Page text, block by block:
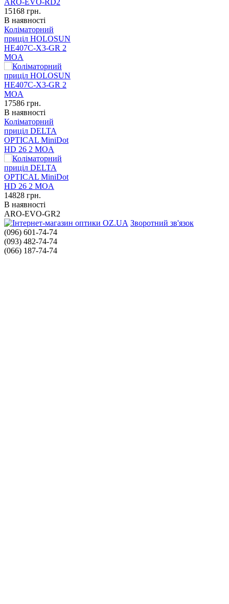
15168 грн.
В наявності
Коліматорний
приціл HOLOSUN
HE407C-X3-GR 2
MOA
17586 грн.
В наявності
Коліматорний
приціл DELTA
OPTICAL MiniDot
HD 26 2 MOA
14828 грн.
В наявності
ARO-EVO-GR2
Зворотний зв'язок
(096) 601-74-74
(093) 482-74-74
(066) 187-74-74